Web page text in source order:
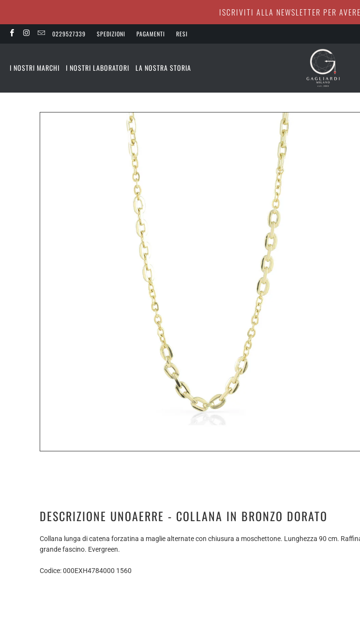
ISCRIVITI ALLA NEWSLETTER PER
0229527339 SPEDIZIONI PAGAMENTI RESI
I NOSTRI MARCHI I NOSTRI LABORATORI LA NOSTRA STORIA
DESCRIZIONE UNOAERRE - COLLANA IN BRONZO DORATO
Collana lunga di catena forzatina a maglie alternate con chiusura a moschettone. Lunghezza 90 cm.
grande fascino. Evergreen.
Codice: 000EXH4784000 1560